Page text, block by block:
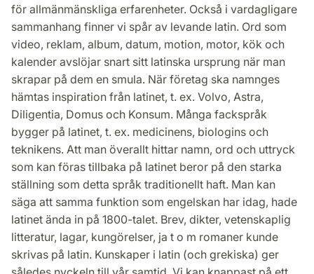
för allmänmänskliga erfarenheter. Också i vardagligare
sammanhang finner vi spår av levande latin. Ord som
video, reklam, album, datum, motion, motor, kök och
kalender avslöjar snart sitt latinska ursprung när man
skrapar på dem en smula. När företag ska namnges
hämtas inspiration från latinet, t. ex. Volvo, Astra,
Diligentia, Domus och Konsum. Många fackspråk
bygger på latinet, t. ex. medicinens, biologins och
teknikens. Att man överallt hittar namn, ord och uttryck
som kan föras tillbaka på latinet beror på den starka
ställning som detta språk traditionellt haft. Man kan
säga att samma funktion som engelskan har idag, hade
latinet ända in på 1800-talet. Brev, dikter, vetenskaplig
litteratur, lagar, kungörelser, ja t o m romaner kunde
skrivas på latin. Kunskaper i latin (och grekiska) ger